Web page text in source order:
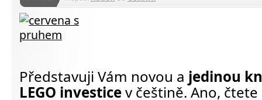
Představuji Vám novou a jedinou
LEGO investicev češtině. Ano,